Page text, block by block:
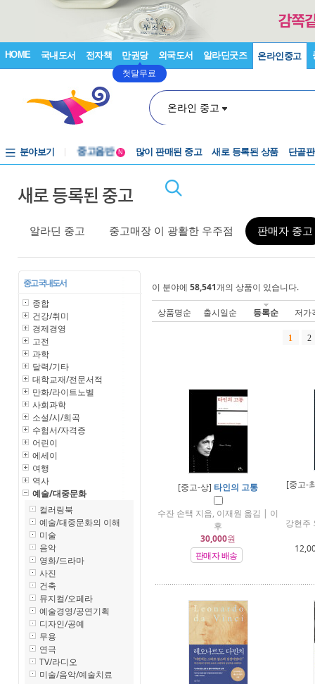
HOME 국내도서 전자책 만권당
첫달무료
외국도서 알라딘굿즈 온라인중고
온라인 중고
분야보기
중고음반
중고음반
N 많이 판매된 중고 새로 등록된 상품 단골
새로 등록된 중고
알라딘 중고 중고매장 이 광활한 우주점 판매자 중고
중고 국내도서
종합
건강/취미
경제경영
고전
과학
달력/기타
대학교재/전문서적
만화/라이트노벨
사회과학
소설/시/희곡
수험서/자격증
어린이
에세이
여행
역사
예술/대중문화
컬러링북
예술/대중문화의 이해
미술
음악
영화/드라마
사진
건축
뮤지컬/오페라
예술경영/공연기획
디자인/공예
무용
연극
TV/라디오
미술/음악/예술치료
이 분야에 58,541개의 상품이 있습니다.
상품명순 출시일순 등록순 저가
1 2
[중고-상] 타인의 고통
수잔 손택 지음, 이재원 옮김 | 이
후
30,000원
판매자 배송
[중고-
강현주